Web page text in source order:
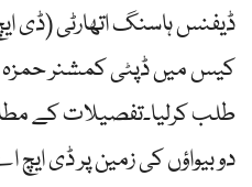
ڈیفنس ہاسنگ اتھارٹی
کیس میں ڈپٹی کمشنر
طلب کرلیا۔تفصیلات کے
دو بیواؤں کی زمین پر ڈی